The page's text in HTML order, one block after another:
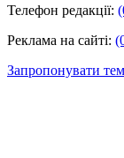
Телефон редакції:
Реклама на сайті:
Запропонувати